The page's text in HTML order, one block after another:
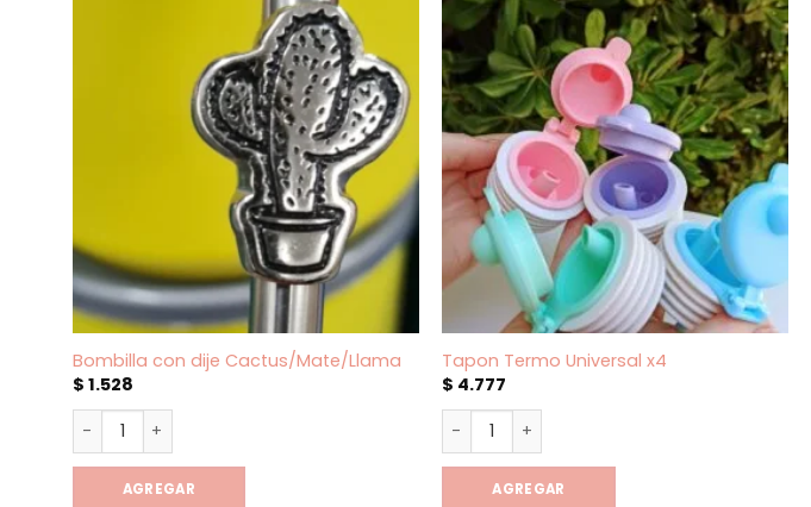
Bombilla con dije Cactus/Mate/Llama
$ 1.528
Bombilla con dije Cactus/Mate/Llama cantidad
AGREGAR
Tapon Termo Universal x4
$ 4.777
Tapon Termo Universal x4 cantidad
AGREGAR